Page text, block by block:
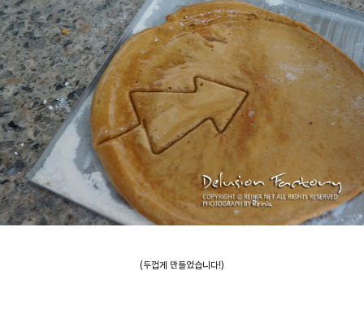
(두껍게 만들었습니다!)